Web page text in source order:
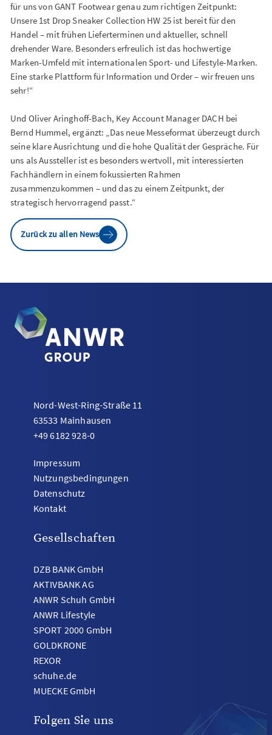
für uns von GANT Footwear genau zum richtigen Zeitpunkt:
Unsere 1st Drop Sneaker Collection HW 25 ist bereit für den
Handel – mit frühen Lieferterminen und aktueller, schnell
drehender Ware. Besonders erfreulich ist das hochwertige
Marken-Umfeld mit internationalen Sport- und Lifestyle-Marken.
Eine starke Plattform für Information und Order – wir freuen uns
sehr!“
Und Oliver Aringhoff-Bach, Key Account Manager DACH bei
Bernd Hummel, ergänzt: „Das neue Messeformat überzeugt durch
seine klare Ausrichtung und die hohe Qualität der Gespräche. Für
uns als Aussteller ist es besonders wertvoll, mit interessierten
Fachhändlern in einem fokussierten Rahmen
zusammenzukommen – und das zu einem Zeitpunkt, der
strategisch hervorragend passt.“
Zurück zu allen News
Nord-West-Ring-Straße 11
63533 Mainhausen
+49 6182 928-0
Impressum
Nutzungsbedingungen
Datenschutz
Kontakt
Gesellschaften
DZB BANK GmbH
AKTIVBANK AG
ANWR Schuh GmbH
ANWR Lifestyle
SPORT 2000 GmbH
GOLDKRONE
REXOR
schuhe.de
MUECKE GmbH
Folgen Sie uns